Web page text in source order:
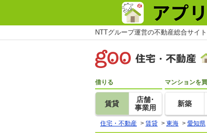
NTTグループ運営の不動産総合サイ
借りる
賃貸
店舗･
事業用
マンションを
新築
住宅・不動産 > 賃貸 > 東海 > 愛知県